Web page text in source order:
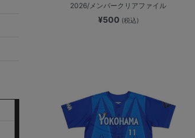
2026/メンバークリアファイル
¥500 (税込)